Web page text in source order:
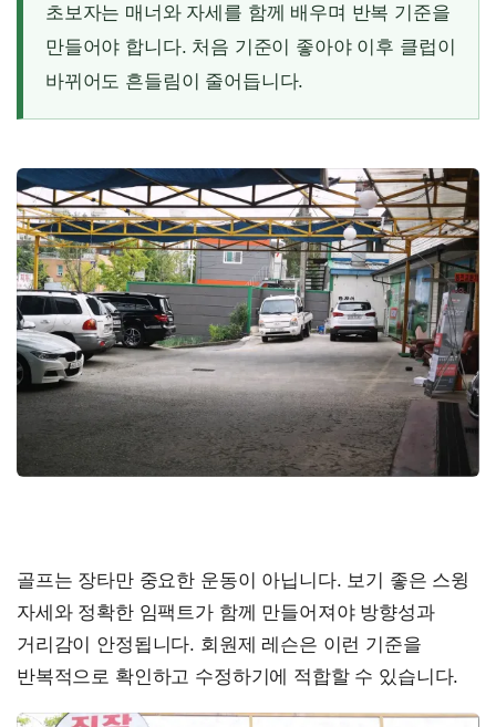
초보자는 매너와 자세를 함께 배우며 반복 기준을
만들어야 합니다. 처음 기준이 좋아야 이후 클럽이
바뀌어도 흔들림이 줄어듭니다.
골프는 장타만 중요한 운동이 아닙니다. 보기 좋은 스윙
자세와 정확한 임팩트가 함께 만들어져야 방향성과
거리감이 안정됩니다. 회원제 레슨은 이런 기준을
반복적으로 확인하고 수정하기에 적합할 수 있습니다.